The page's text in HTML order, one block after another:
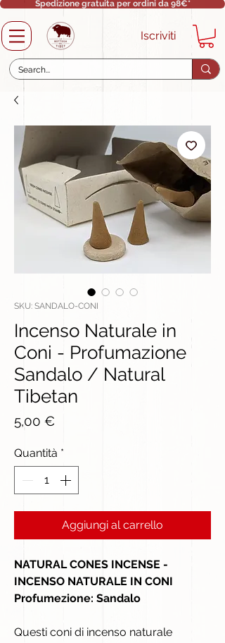
Spedizione gratuita per ordini da 98€*
Iscriviti
SKU: SANDALO-CONI
Incenso Naturale in
Coni - Profumazione
Sandalo / Natural
Tibetan
5,00 €
Quantità *
Aggiungi al carrello
NATURAL CONES INCENSE -
INCENSO NATURALE IN CONI
Profumezione: Sandalo
Questi coni di incenso naturale